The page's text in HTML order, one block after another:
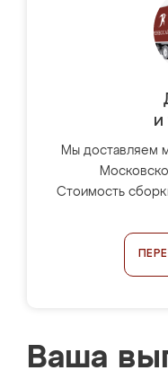
и
Мы доставляем
Стоимость
Ваша